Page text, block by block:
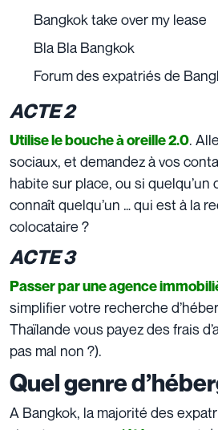
Bangkok take over my lease
Bla Bla Bangkok
Forum des expatriés de
ACTE 2
Utilise le bouche à oreille 2.0.
sociaux, et demandez à vos
habite sur place, ou si quelqu’un
connaît quelqu’un … qui est à la
colocataire ?
ACTE 3
Passer par une agence
simplifier votre recherche
Thaïlande vous payez des frais
pas mal non ?).
Quel genre
A Bangkok, la majorité des